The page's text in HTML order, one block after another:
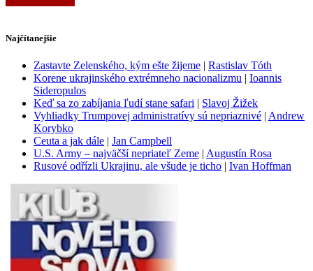
Najčítanejšie
Zastavte Zelenského, kým ešte žijeme | Rastislav Tóth
Korene ukrajinského extrémneho nacionalizmu | Ioannis
Sideropulos
Keď sa zo zabíjania ľudí stane safari | Slavoj Žižek
Vyhliadky Trumpovej administratívy sú nepriaznivé | Andrew
Korybko
Ceuta a jak dále | Jan Campbell
U.S. Army – najväčší nepriateľ Zeme | Augustín Rosa
Rusové odřízli Ukrajinu, ale všude je ticho | Ivan Hoffman